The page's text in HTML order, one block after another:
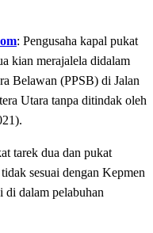
: Pengusaha kapal pukat
kian merajalela didalam
Belawan (PPSB) di Jalan
Utara tanpa ditindak oleh
tarek dua dan pukat
sesuai dengan Kepmen
dalam pelabuhan